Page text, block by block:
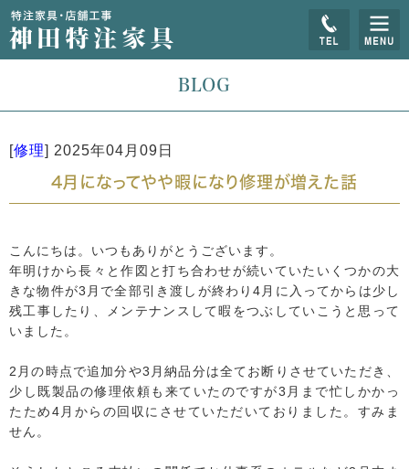
BLOG
[修理] 2025年04月09日
4月になってやや暇になり修理が増えた話
こんにちは。いつもありがとうございます。
年明けから長々と作図と打ち合わせが続いていたいくつかの大
きな物件が3月で全部引き渡しが終わり4月に入ってからは少し
残工事したり、メンテナンスして暇をつぶしていこうと思って
いました。
2月の時点で追加分や3月納品分は全てお断りさせていただき、
少し既製品の修理依頼も来ていたのですが3月まで忙しかかっ
たため4月からの回収にさせていただいておりました。すみま
せん。